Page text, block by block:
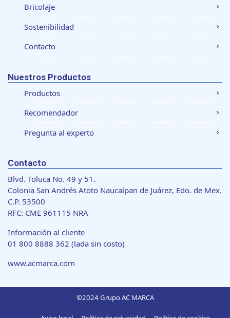
Bricolaje
Sostenibilidad
Contacto
Nuestros Productos
Productos
Recomendador
Pregunta al experto
Contacto
Blvd. Toluca No. 49 y 51.
Colonia San Andrés Atoto Naucalpan de Juárez, Edo. de Mex.
C.P. 53500
RFC: CME 961115 NRA
Información al cliente
01 800 8888 362 (lada sin costo)
www.acmarca.com
©2024 Grupo AC MARCA